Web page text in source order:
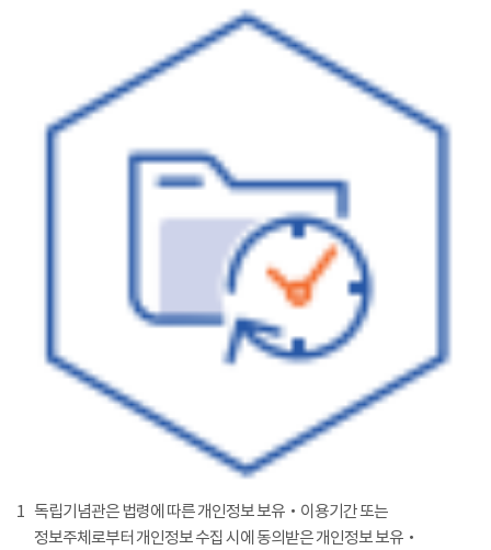
1 독립기념관은 법령에 따른 개인정보 보유‧이용기간 또는
정보주체로부터 개인정보 수집 시에 동의받은 개인정보 보유‧